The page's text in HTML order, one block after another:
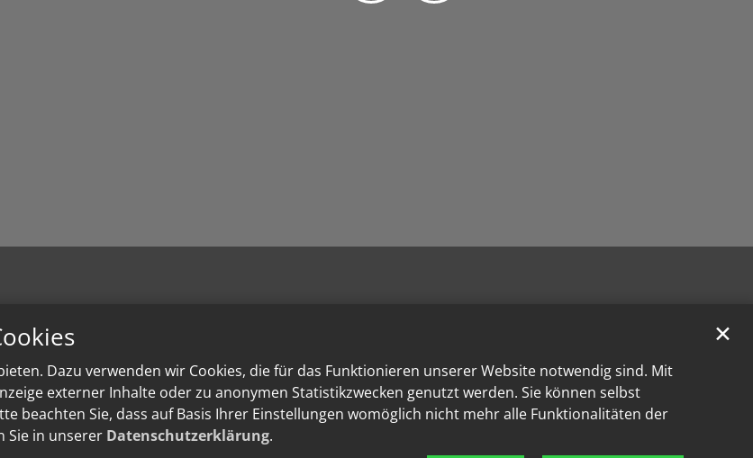
Dazu verwenden wir Cookies, die für das Funktionieren unserer Website notwendig sind. Mit
externer Inhalte oder zu anonymen Statistikzwecken genutzt werden. Sie können selbst
beachten Sie, dass auf Basis Ihrer Einstellungen womöglich nicht mehr alle Funktionalitäten der
Sie in unserer Datenschutzerklärung.
✕